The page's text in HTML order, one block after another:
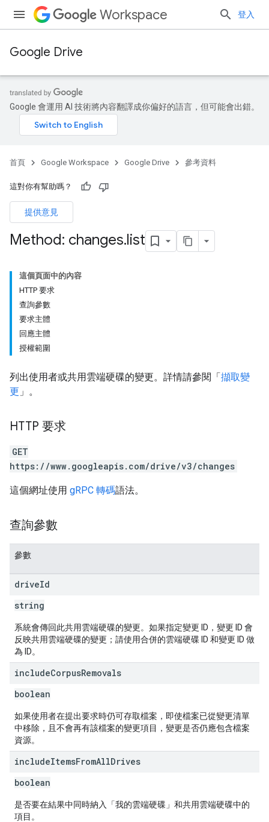
Workspace 登入
Google Drive
Google 會運用 AI 技術將內容翻譯成你偏好的語言，但可能會出錯。
首頁 Google Workspace Google Drive 參考資料
這對你有幫助嗎？
提供意見
Method: changes.list
這個頁面中的內容
HTTP 要求
查詢參數
要求主體
回應主體
授權範圍
列出使用者或共用雲端硬碟的變更。詳情請參閱「擷取變
更 」。
HTTP 要求
GET
https://www.googleapis.com/drive/v3/changes
這個網址使用 gRPC 轉碼語法。
查詢參數
參數
driveId
string
系統會傳回此共用雲端硬碟的變更。如果指定變更 ID，變更 ID 會
反映共用雲端硬碟的變更；請使用合併的雲端硬碟 ID 和變更 ID 做
為 ID。
includeCorpusRemovals
boolean
如果使用者在提出要求時仍可存取檔案，即使檔案已從變更清單
中移除，且不會再有該檔案的變更項目，變更是否仍應包含檔案
資源。
includeItemsFromAllDrives
boolean
是否要在結果中同時納入「我的雲端硬碟」和共用雲端硬碟中的
項目。